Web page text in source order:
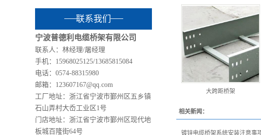
联系我们
宁波普德利电缆桥架有限公司
联系人：林经理/屠经理
手机：15968025125/13685815084
电话：0574-88315980
邮箱：123607167@qq.com
工厂地址：浙江省宁波市鄞州区五乡镇
石山弄村大岙工业区1号
门店地址：浙江省宁波市鄞州区现代地
板城百隆街64号
大跨距桥架
相关新闻：
镀锌电缆桥架系统安装注意事